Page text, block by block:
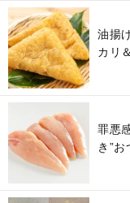
油揚
カリ
罪悪
き”